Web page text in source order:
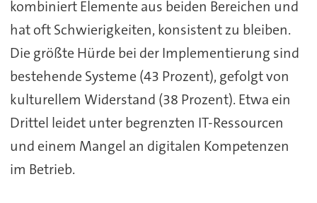
kombiniert Elemente aus beiden Bereichen und
hat oft Schwierigkeiten, konsistent zu bleiben.
Die größte Hürde bei der Implementierung sind
bestehende Systeme (43 Prozent), gefolgt von
kulturellem Widerstand (38 Prozent). Etwa ein
Drittel leidet unter begrenzten IT-Ressourcen
und einem Mangel an digitalen Kompetenzen
im Betrieb.